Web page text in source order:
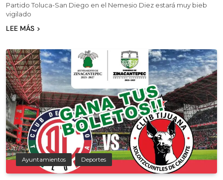
Partido Toluca-San Diego en el Nemesio Diez estará muy bieb
vigilado
LEE MÁS
Ayuntamientos Deportes